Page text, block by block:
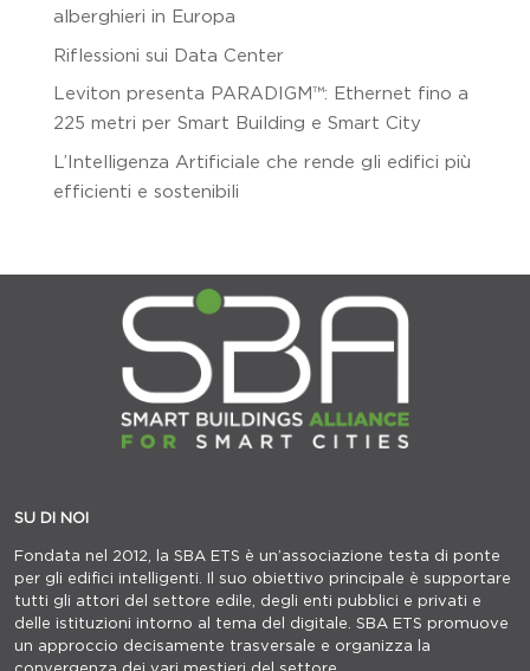
alberghieri in Europa
Riflessioni sui Data Center
Leviton presenta PARADIGM™: Ethernet fino a
225 metri per Smart Building e Smart City
L’Intelligenza Artificiale che rende gli edifici più
efficienti e sostenibili
SU DI NOI
Fondata nel 2012, la SBA ETS è un’associazione testa di ponte
per gli edifici intelligenti. Il suo obiettivo principale è supportare
tutti gli attori del settore edile, degli enti pubblici e privati e
delle istituzioni intorno al tema del digitale. SBA ETS promuove
un approccio decisamente trasversale e organizza la
convergenza dei vari mestieri del settore.